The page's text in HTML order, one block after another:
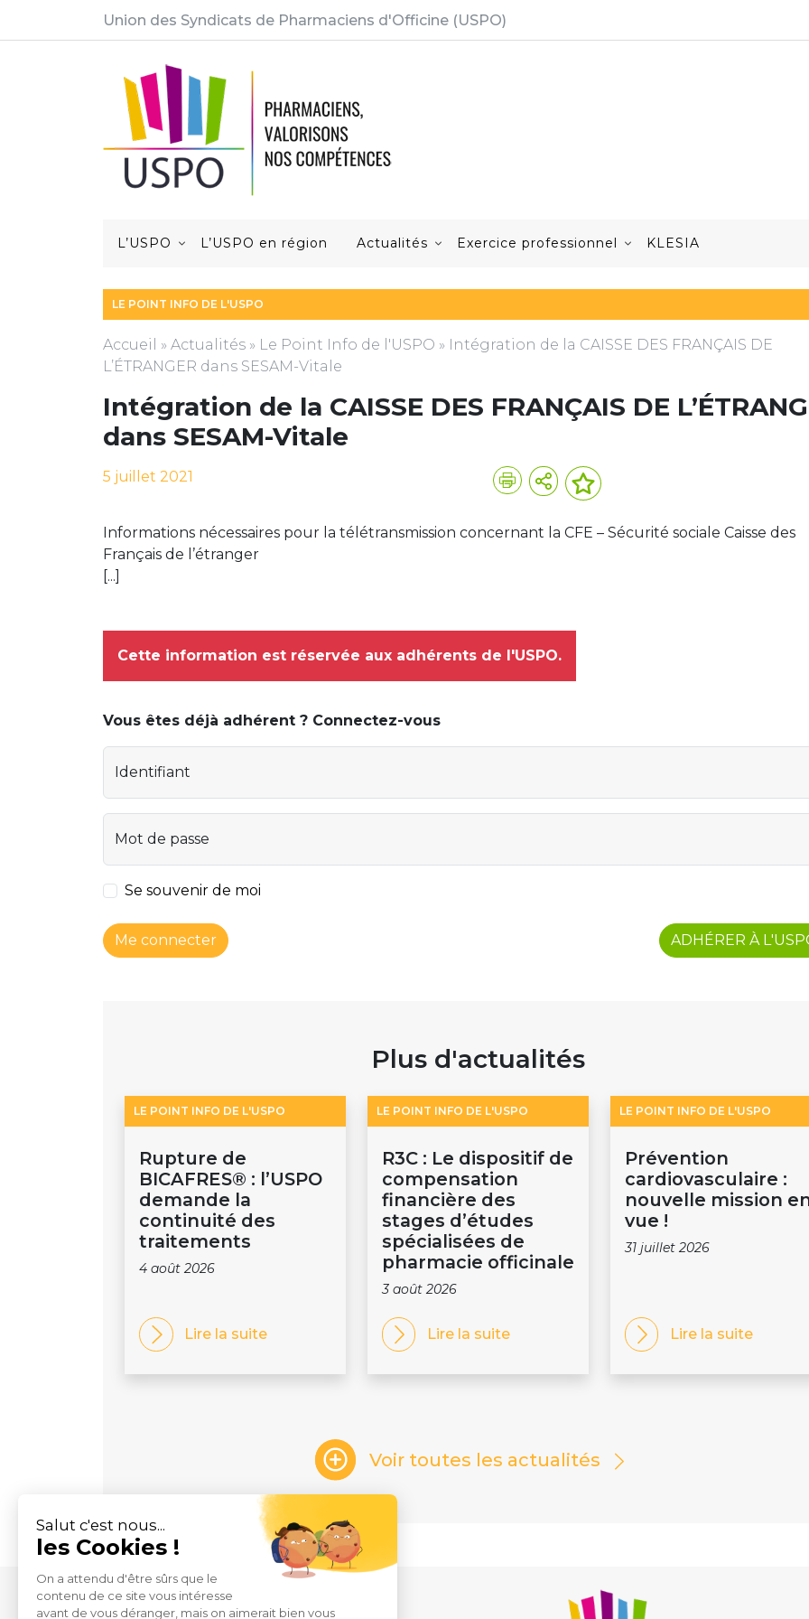
Union des Syndicats de Pharmaciens d'Officine (USPO)
L’USPO L’USPO en région Actualités Exercice professionnel KLESIA
LE POINT INFO DE L'USPO
Accueil » Actualités » Le Point Info de l'USPO » Intégration de la CAISSE DES FRANÇAIS DE
L’ÉTRANGER dans SESAM-Vitale
Intégration de la CAISSE DES FRANÇAIS DE
dans SESAM-Vitale
5 juillet 2021
Informations nécessaires pour la télétransmission concernant la CFE – Sécurité sociale Caisse des
Français de l’étranger
[...]
Cette information est réservée aux adhérents de l'USPO.
Vous êtes déjà adhérent ? Connectez-vous
Identifiant
Mot de passe
Se souvenir de moi
Me connecter ADHÉRER À
Plus d'actualités
LE POINT INFO DE L'USPO
Rupture de
BICAFRES® : l’USPO
demande la
continuité des
traitements
4 août 2026
Lire la suite
LE POINT INFO DE L'USPO
R3C : Le dispositif de
compensation
financière des
stages d’études
spécialisées de
pharmacie officinale
3 août 2026
Lire la suite
LE POINT INFO DE L'USPO
Prévention
cardiovasculaire :
nouvelle mission
vue !
31 juillet 2026
Lire la suite
Voir toutes les actualités